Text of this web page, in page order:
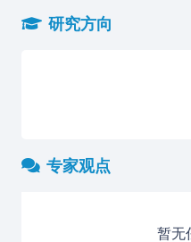
研究方向
专家观点
暂无